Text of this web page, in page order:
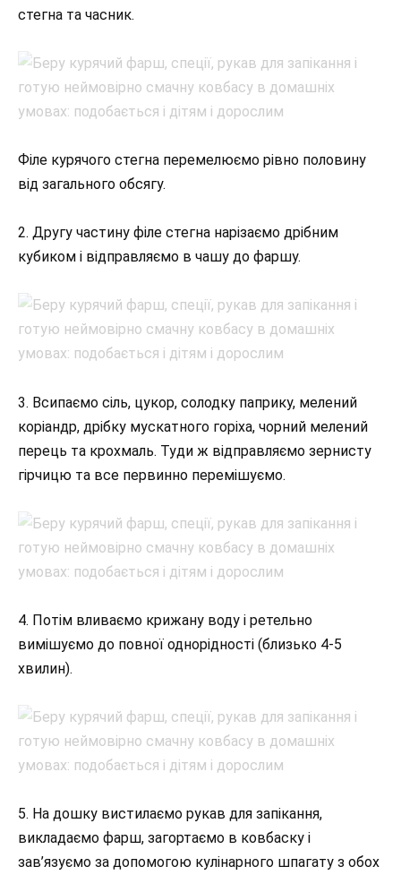
стегна та часник.
Філе курячого стегна перемелюємо рівно половину
від загального обсягу.
2. Другу частину філе стегна нарізаємо дрібним
кубиком і відправляємо в чашу до фаршу.
3. Всипаємо сіль, цукор, солодку паприку, мелений
коріандр, дрібку мускатного горіха, чорний мелений
перець та крохмаль. Туди ж відправляємо зернисту
гірчицю та все первинно перемішуємо.
4. Потім вливаємо крижану воду і ретельно
вимішуємо до повної однорідності (близько 4-5
хвилин).
5. На дошку вистилаємо рукав для запікання,
викладаємо фарш, загортаємо в ковбаску і
зав’язуємо за допомогою кулінарного шпагату з обох